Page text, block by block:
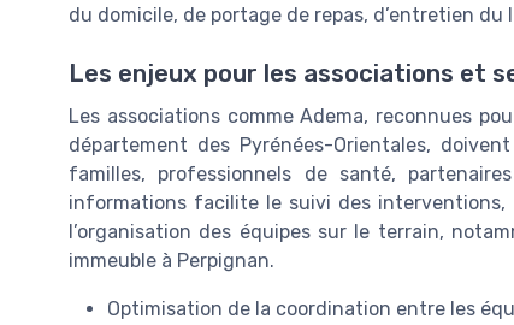
du domicile, de portage de repas, d’entretien
Les enjeux pour les associations et
Les associations comme Adema, reconnues
département des Pyrénées-Orientales,
familles, professionnels de santé,
informations facilite le suivi des interventions,
l’organisation des équipes sur le terrain,
immeuble à Perpignan.
Optimisation de la coordination entre les